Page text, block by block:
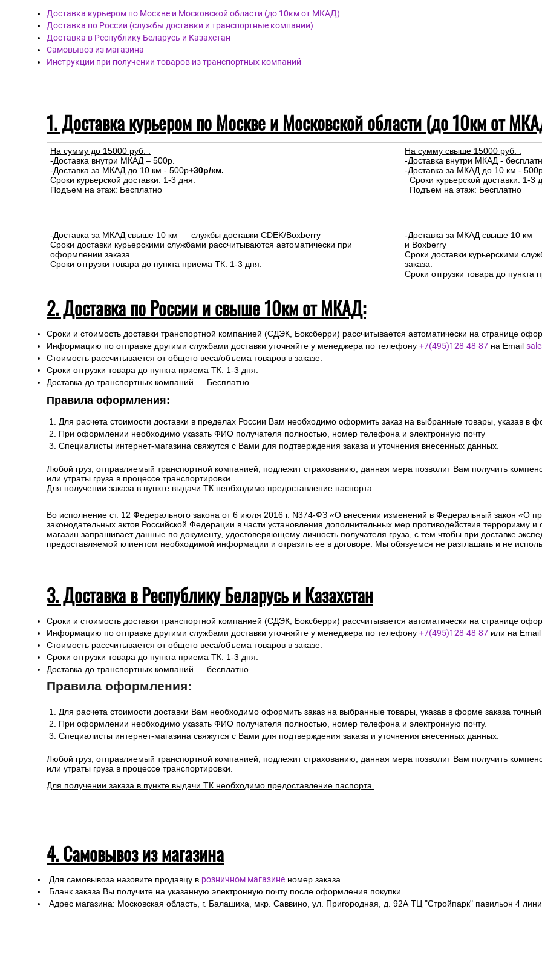
Доставка курьером по Москве и Московской области (до 10км от МКАД)
Доставка по России (службы доставки и транспортные компании)
Доставка в Республику Беларусь и Казахстан
Самовывоз из магазина
Инструкции при получении товаров из транспортных компаний
1. Доставка курьером по Москве и Московской области (до 10км от
На сумму до 15000 руб. :
-Доставка внутри МКАД – 500р.
-Доставка за МКАД до 10 км - 500р+30р/км.
Сроки курьерской доставки: 1-3 дня.
Подъем на этаж: Бесплатно
-Доставка за МКАД свыше 10 км — службы доставки CDEK/Boxberry
Сроки доставки курьерскими службами рассчитываются автоматически при
оформлении заказа.
Сроки отгрузки товара до пункта приема ТК: 1-3 дня.
На сумму свыше 15000 руб. :
-Доставка внутри МКАД -
-Доставка за МКАД до 10 км -
Сроки курьерской доставки: 1-3
Подъем на этаж: Бесплатно
-Доставка за МКАД свыше 10 км —
и Boxberry
Сроки доставки курьерскими
заказа.
Сроки отгрузки товара до
2. Доставка по России и свыше 10км от МКАД:
Сроки и стоимость доставки транспортной компанией (СДЭК, Боксберри) рассчитывается автоматически на странице
Информацию по отправке другими службами доставки уточняйте у менеджера по телефону +7(495)128-48-87 на Email
Стоимость рассчитывается от общего веса/объема товаров в заказе.
Сроки отгрузки товара до пункта приема ТК: 1-3 дня.
Доставка до транспортных компаний — Бесплатно
Правила оформления:
Для расчета стоимости доставки в пределах России Вам необходимо оформить заказ на выбранные товары, указав в
При оформлении необходимо указать ФИО получателя полностью, номер телефона и электронную почту
Специалисты интернет-магазина свяжутся с Вами для подтверждения заказа и уточнения внесенных данных.
Любой груз, отправляемый транспортной компанией, подлежит страхованию, данная мера позволит Вам получить
или утраты груза в процессе транспортировки.
Для получении заказа в пункте выдачи ТК необходимо предоставление паспорта.
Во исполнение ст. 12 Федерального закона от 6 июля 2016 г. N374-ФЗ «О внесении изменений в Федеральный закон «О
законодательных актов Российской Федерации в части установления дополнительных мер противодействия терроризму
магазин запрашивает данные по документу, удостоверяющему личность получателя груза, с тем чтобы при доставке
предоставляемой клиентом необходимой информации и отразить ее в договоре. Мы обязуемся не разглашать и не
3. Доставка в Республику Беларусь и Казахстан
Сроки и стоимость доставки транспортной компанией (СДЭК, Боксберри) рассчитывается автоматически на странице
Информацию по отправке другими службами доставки уточняйте у менеджера по телефону +7(495)128-48-87 или на
Стоимость рассчитывается от общего веса/объема товаров в заказе.
Сроки отгрузки товара до пункта приема ТК: 1-3 дня.
Доставка до транспортных компаний — бесплатно
Правила оформления:
Для расчета стоимости доставки Вам необходимо оформить заказ на выбранные товары, указав в форме заказа
При оформлении необходимо указать ФИО получателя полностью, номер телефона и электронную почту.
Специалисты интернет-магазина свяжутся с Вами для подтверждения заказа и уточнения внесенных данных.
Любой груз, отправляемый транспортной компанией, подлежит страхованию, данная мера позволит Вам получить
или утраты груза в процессе транспортировки.
Для получении заказа в пункте выдачи ТК необходимо предоставление паспорта.
4. Самовывоз из магазина
Для самовывоза назовите продавцу в розничном магазине номер заказа
Бланк заказа Вы получите на указанную электронную почту после оформления покупки.
Адрес магазина: Московская область, г. Балашиха, мкр. Саввино, ул. Пригородная, д. 92А ТЦ "Стройпарк" павильон 4